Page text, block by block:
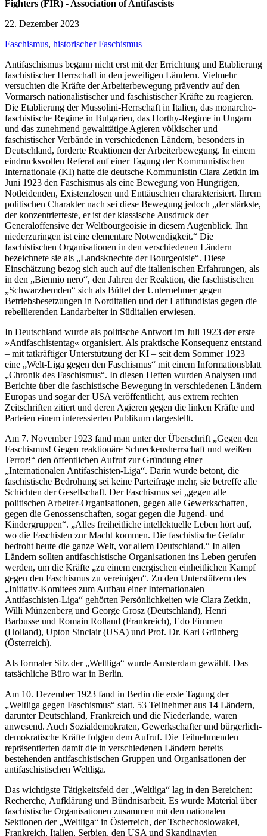
Fighters (FIR) - Association of Antifascists
22. Dezember 2023
Faschismus, historischer Faschismus
Antifaschismus begann nicht erst mit der Errichtung und Etablierung
faschistischer Herrschaft in den jeweiligen Ländern. Vielmehr
versuchten die Kräfte der Arbeiterbewegung präventiv auf den
Vormarsch nationalistischer und faschistischer Kräfte zu reagieren.
Die Etablierung der Mussolini-Herrschaft in Italien, das monarcho-
faschistische Regime in Bulgarien, das Horthy-Regime in Ungarn
und das zunehmend gewalttätige Agieren völkischer und
faschistischer Verbände in verschiedenen Ländern, besonders in
Deutschland, forderte Reaktionen der Arbeiterbewegung. In einem
eindrucksvollen Referat auf einer Tagung der Kommunistischen
Internationale (KI) hatte die deutsche Kommunistin Clara Zetkin im
Juni 1923 den Faschismus als eine Bewegung von Hungrigen,
Notleidenden, Existenzlosen und Enttäuschten charakterisiert. Ihrem
politischen Charakter nach sei diese Bewegung jedoch „der stärkste,
der konzentrierteste, er ist der klassische Ausdruck der
Generaloffensive der Weltbourgeoisie in diesem Augenblick. Ihn
niederzuringen ist eine elementare Notwendigkeit.“ Die
faschistischen Organisationen in den verschiedenen Ländern
bezeichnete sie als „Landsknechte der Bourgeoisie“. Diese
Einschätzung bezog sich auch auf die italienischen Erfahrungen, als
in den „Biennio nero“, den Jahren der Reaktion, die faschistischen
„Schwarzhemden“ sich als Büttel der Unternehmer gegen
Betriebsbesetzungen in Norditalien und der Latifundistas gegen die
rebellierenden Landarbeiter in Süditalien erwiesen.
In Deutschland wurde als politische Antwort im Juli 1923 der erste
»Antifaschistentag« organisiert. Als praktische Konsequenz entstand
– mit tatkräftiger Unterstützung der KI – seit dem Sommer 1923
eine „Welt-Liga gegen den Faschismus“ mit einem Informationsblatt
„Chronik des Faschismus“. In diesen Heften wurden Analysen und
Berichte über die faschistische Bewegung in verschiedenen Ländern
Europas und sogar der USA veröffentlicht, aus extrem rechten
Zeitschriften zitiert und deren Agieren gegen die linken Kräfte und
Parteien einem interessierten Publikum dargestellt.
Am 7. November 1923 fand man unter der Überschrift „Gegen den
Faschismus! Gegen reaktionäre Schreckensherrschaft und weißen
Terror!“ den öffentlichen Aufruf zur Gründung einer
„Internationalen Antifaschisten-Liga“. Darin wurde betont, die
faschistische Bedrohung sei keine Parteifrage mehr, sie betreffe alle
Schichten der Gesellschaft. Der Faschismus sei „gegen alle
politischen Arbeiter-Organisationen, gegen alle Gewerkschaften,
gegen die Genossenschaften, sogar gegen die Jugend- und
Kindergruppen“. „Alles freiheitliche intellektuelle Leben hört auf,
wo die Faschisten zur Macht kommen. Die faschistische Gefahr
bedroht heute die ganze Welt, vor allem Deutschland.“ In allen
Ländern sollten antifaschistische Organisationen ins Leben gerufen
werden, um die Kräfte „zu einem energischen einheitlichen Kampf
gegen den Faschismus zu vereinigen“. Zu den Unterstützern des
„Initiativ-Komitees zum Aufbau einer Internationalen
Antifaschisten-Liga“ gehörten Persönlichkeiten wie Clara Zetkin,
Willi Münzenberg und George Grosz (Deutschland), Henri
Barbusse und Romain Rolland (Frankreich), Edo Fimmen
(Holland), Upton Sinclair (USA) und Prof. Dr. Karl Grünberg
(Österreich).
Als formaler Sitz der „Weltliga“ wurde Amsterdam gewählt. Das
tatsächliche Büro war in Berlin.
Am 10. Dezember 1923 fand in Berlin die erste Tagung der
„Weltliga gegen Faschismus“ statt. 53 Teilnehmer aus 14 Ländern,
darunter Deutschland, Frankreich und die Niederlande, waren
anwesend. Auch Sozialdemokraten, Gewerkschafter und bürgerlich-
demokratische Kräfte folgten dem Aufruf. Die Teilnehmenden
repräsentierten damit die in verschiedenen Ländern bereits
bestehenden antifaschistischen Gruppen und Organisationen der
antifaschistischen Weltliga.
Das wichtigste Tätigkeitsfeld der „Weltliga“ lag in den Bereichen:
Recherche, Aufklärung und Bündnisarbeit. Es wurde Material über
faschistische Organisationen zusammen mit den nationalen
Sektionen der „Weltliga“ in Österreich, der Tschechoslowakei,
Frankreich, Italien, Serbien, den USA und Skandinavien